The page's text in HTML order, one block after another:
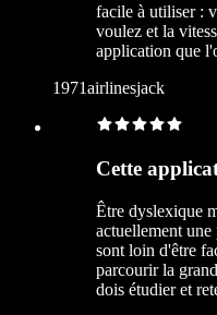
facile à utiliser :
voulez et la
application que
1971airlinesjack
Cette
Être dyslexique
actuellement
sont loin d'être
parcourir la
dois étudier et